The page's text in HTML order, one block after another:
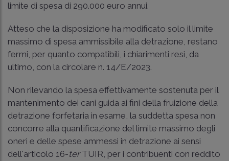
limite di spesa di 290.000 euro annui.
Atteso che la disposizione ha modificato solo il limite
massimo di spesa ammissibile alla detrazione, restano
fermi, per quanto compatibili, i chiarimenti resi, da
ultimo, con la circolare n. 14/E/2023.
Non rilevando la spesa effettivamente sostenuta per il
mantenimento dei cani guida ai fini della fruizione della
detrazione forfetaria in esame, la suddetta spesa non
concorre alla quantificazione del limite massimo degli
oneri e delle spese ammessi in detrazione ai sensi
dell'articolo 16-terTUIR, per i contribuenti con reddito